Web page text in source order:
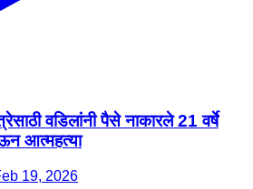
वडिलांनी पैसे नाकारले 21 वर्षे
आत्महत्या
19, 2026